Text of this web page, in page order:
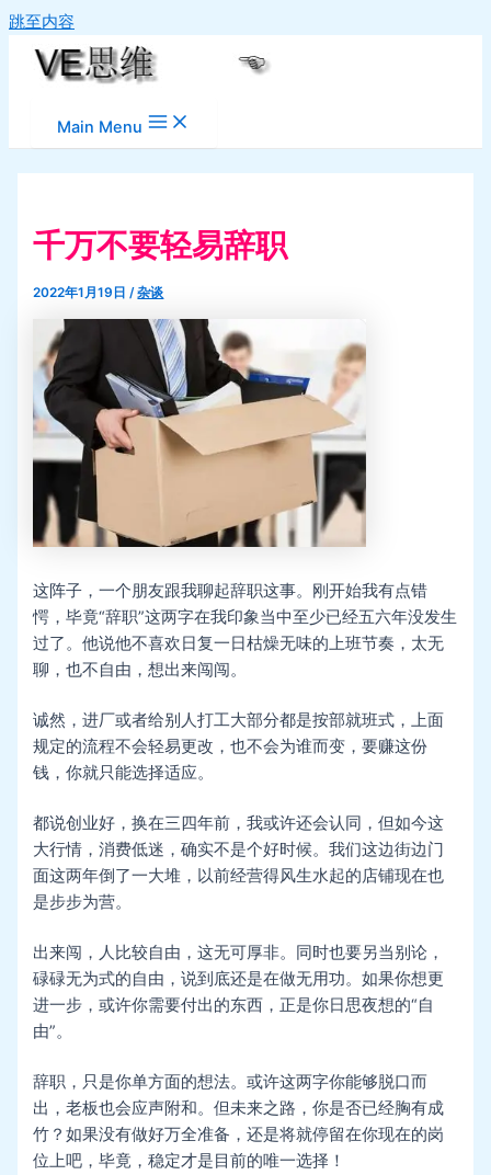
跳至内容
Main Menu
千万不要轻易辞职
2022年1月19日/杂谈
这阵子，一个朋友跟我聊起辞职这事。刚开始我有点错
愕，毕竟“辞职”这两字在我印象当中至少已经五六年没发生
过了。他说他不喜欢日复一日枯燥无味的上班节奏，太无
聊，也不自由，想出来闯闯。
诚然，进厂或者给别人打工大部分都是按部就班式，上面
规定的流程不会轻易更改，也不会为谁而变，要赚这份
钱，你就只能选择适应。
都说创业好，换在三四年前，我或许还会认同，但如今这
大行情，消费低迷，确实不是个好时候。我们这边街边门
面这两年倒了一大堆，以前经营得风生水起的店铺现在也
是步步为营。
出来闯，人比较自由，这无可厚非。同时也要另当别论，
碌碌无为式的自由，说到底还是在做无用功。如果你想更
进一步，或许你需要付出的东西，正是你日思夜想的“自
由”。
辞职，只是你单方面的想法。或许这两字你能够脱口而
出，老板也会应声附和。但未来之路，你是否已经胸有成
竹？如果没有做好万全准备，还是将就停留在你现在的岗
位上吧，毕竟，稳定才是目前的唯一选择！